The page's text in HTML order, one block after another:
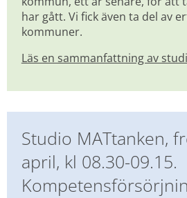
har gått. Vi fick även ta del av
kommuner.
Läs en sammanfattning av
Studio MATtanken,
april, kl 08.30-09.15.